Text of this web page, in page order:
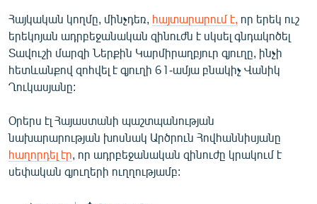
«Ազատության» բոլոր կայքերը
Հայկական կողմը, մինչդեռ, հայտարարում է, որ երեկ ուշ
երեկոյան ադրբեջանական զինուժն է սկսել գնդակոծել
Տավուշի մարզի Ներքին Կարմիրաղբյուր գյուղը, ինչի
հետևանքով զոհվել է գյուղի 61-ամյա բնակիչ Վանիկ
Ղուկասյանը:
Օրերս էլ Հայաստանի պաշտպանության
նախարարության խոսնակ Արծրուն Հովհաննիսյանը
հաղորդել էր , որ ադրբեջանական զինուժը կրակում է
սեփական գյուղերի ուղղությամբ: